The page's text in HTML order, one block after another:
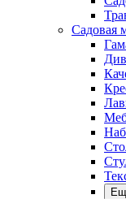
Садовая